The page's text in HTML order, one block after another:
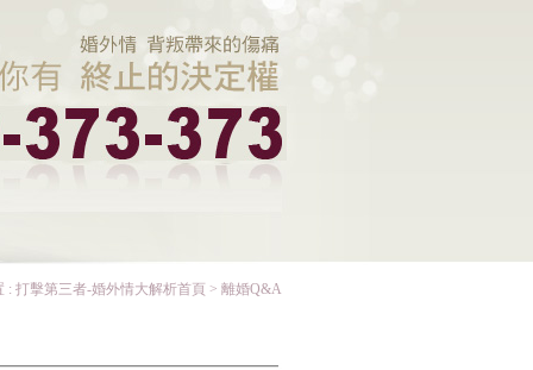
: 打擊第三者-婚外情大解析首頁 > 離婚Q&A